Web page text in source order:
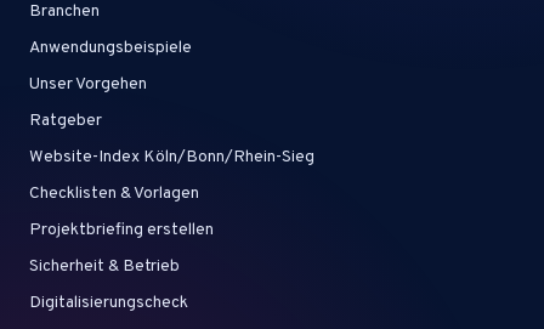
Branchen
Anwendungsbeispiele
Unser Vorgehen
Ratgeber
Website-Index Köln/Bonn/Rhein-Sieg
Checklisten & Vorlagen
Projektbriefing erstellen
Sicherheit & Betrieb
Digitalisierungscheck